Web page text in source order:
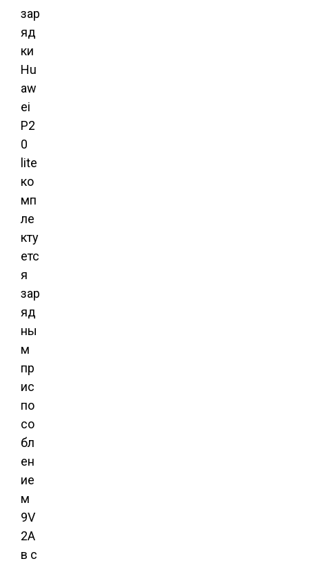
зар
яд
ки
Hu
aw
ei
P2
0
lite
ко
мп
ле
кту
етс
я
зар
яд
ны
м
пр
ис
по
со
бл
ен
ие
м
9V
2A
в с